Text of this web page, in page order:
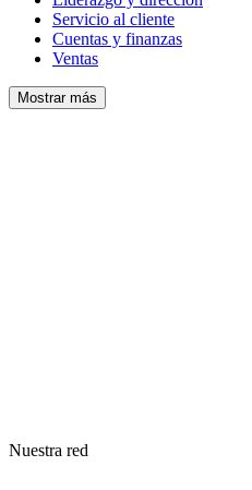
Servicio al cliente
Cuentas y finanzas
Ventas
Mostrar más
Nuestra red